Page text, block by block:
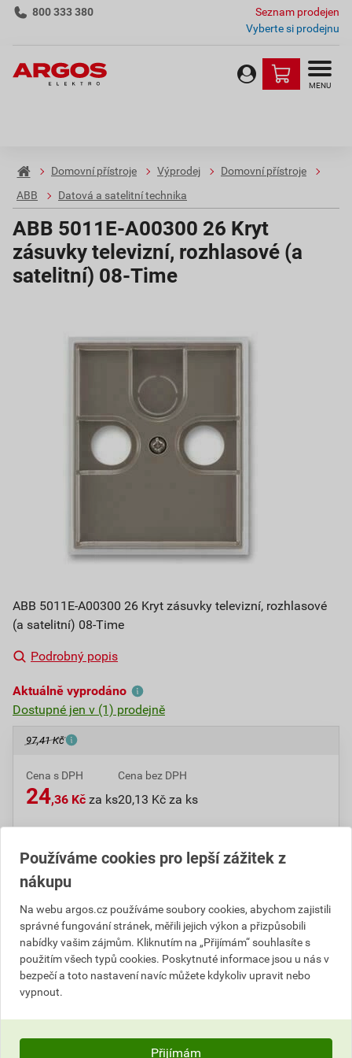
800 333 380
Seznam prodejen
Vyberte si prodejnu
MENU
Domovní přístroje Výprodej
Domovní přístroje
ABB
Datová a satelitní technika
ABB 5011E-A00300 26 Kryt
zásuvky televizní, rozhlasové (a
satelitní) 08-Time
ABB 5011E-A00300 26 Kryt zásuvky televizní, rozhlasové
(a satelitní) 08-Time
Podrobný popis
Aktuálně vyprodáno
Dostupné jen v (1) prodejně
97,41 Kč
Cena s DPH
24,36 Kč za ks
Cena bez DPH
20,13 Kč za ks
Podobné produkty
Číslo položky: 1000003597
Katalogový kód: 03XTJ
Výrobky značky:
ABB
Popis
rozhlasové (a satelitní) 08-Time
Používáme cookies pro lepší zážitek z
nákupu
Na webu argos.cz používáme soubory cookies, abychom zajistili
správné fungování stránek, měřili jejich výkon a přizpůsobili
nabídky vašim zájmům. Kliknutím na „Přijímám“ souhlasíte s
použitím všech typů cookies. Poskytnuté informace jsou u nás v
bezpečí a toto nastavení navíc můžete kdykoliv upravit nebo
vypnout.
Přijímám